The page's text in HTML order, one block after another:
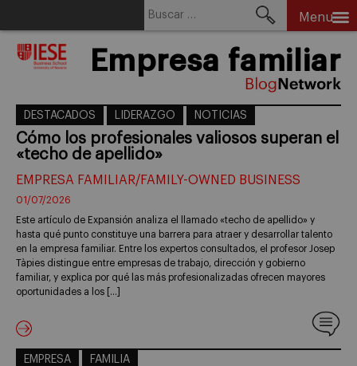
Menu
Empresa familiar
DESTACADOS LIDERAZGO NOTICIAS
Cómo los profesionales valiosos superan el
«techo de apellido»
EMPRESA FAMILIAR/FAMILY-OWNED BUSINESS
01/07/2026
Este artículo de Expansión analiza el llamado «techo de apellido» y
hasta qué punto constituye una barrera para atraer y desarrollar talento
en la empresa familiar. Entre los expertos consultados, el profesor Josep
Tàpies distingue entre empresas de trabajo, dirección y gobierno
familiar, y explica por qué las más profesionalizadas ofrecen mayores
oportunidades a los […]
EMPRESA FAMILIA